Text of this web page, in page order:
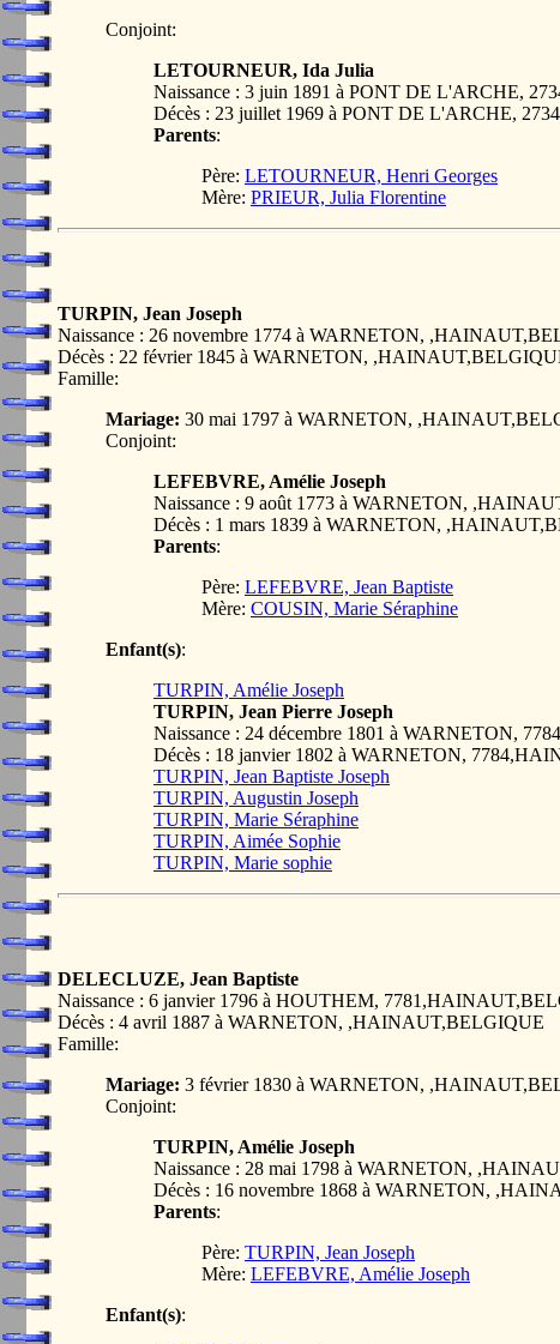
Conjoint:
LETOURNEUR, Ida Julia
Naissance : 3 juin 1891 à PONT DE L'ARCHE,
Décès : 23 juillet 1969 à PONT DE L'ARCHE,
Parents:
Père: LETOURNEUR, Henri Georges
Mère: PRIEUR, Julia Florentine
TURPIN, Jean Joseph
Naissance : 26 novembre 1774 à WARNETON,
Décès : 22 février 1845 à WARNETON,
Famille:
Mariage: 30 mai 1797 à WARNETON,
Conjoint:
LEFEBVRE, Amélie Joseph
Naissance : 9 août 1773 à WARNETON,
Décès : 1 mars 1839 à WARNETON,
Parents:
Père: LEFEBVRE, Jean Baptiste
Mère: COUSIN, Marie Séraphine
Enfant(s):
TURPIN, Amélie Joseph
TURPIN, Jean Pierre Joseph
Naissance : 24 décembre 1801 à WARNETON,
Décès : 18 janvier 1802 à WARNETON,
TURPIN, Jean Baptiste Joseph
TURPIN, Augustin Joseph
TURPIN, Marie Séraphine
TURPIN, Aimée Sophie
TURPIN, Marie sophie
DELECLUZE, Jean Baptiste
Naissance : 6 janvier 1796 à HOUTHEM,
Décès : 4 avril 1887 à WARNETON, ,HAINAUT,BELGIQUE
Famille:
Mariage: 3 février 1830 à WARNETON,
Conjoint:
TURPIN, Amélie Joseph
Naissance : 28 mai 1798 à WARNETON,
Décès : 16 novembre 1868 à WARNETON,
Parents:
Père: TURPIN, Jean Joseph
Mère: LEFEBVRE, Amélie Joseph
Enfant(s):